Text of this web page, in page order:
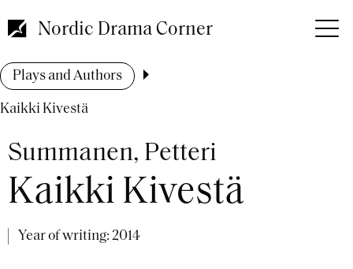
to
main
Nordic Drama Corner
Breadcrumb
Plays and Authors
Kaikki Kivestä
Summanen, Petteri
Kaikki Kivestä
Year of writing: 2014